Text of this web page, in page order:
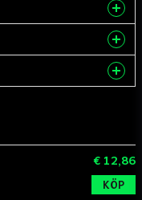
?
i veckan men
så vill du kan
2-takt-scooters
€ 12,86
KÖP